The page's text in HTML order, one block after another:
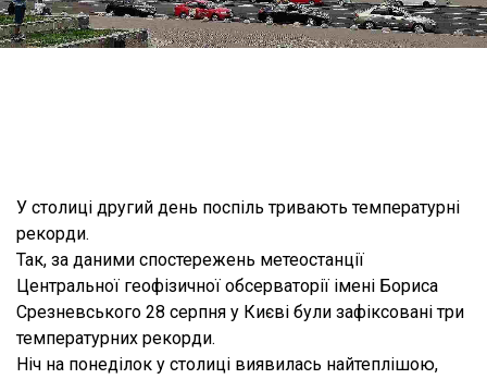
У столиці другий день поспіль тривають температурні
рекорди.
Так, за даними спостережень метеостанції
Центральної геофізичної обсерваторії імені Бориса
Срезневського 28 серпня у Києві були зафіксовані три
температурних рекорди.
Ніч на понеділок у столиці виявилась найтеплішою,